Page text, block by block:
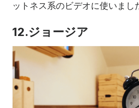
ットネス系のビデオに使いまし
12.ジョージア